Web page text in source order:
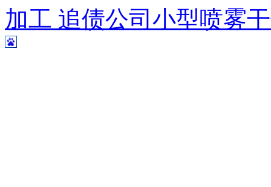
加工 追债公司 小型喷雾